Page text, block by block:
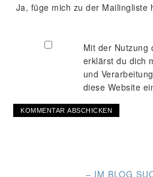
Ja, füge mich zu der Mailingliste
Mit der Nutzung
erklärst du dich
und
diese Website
– IM BLOG